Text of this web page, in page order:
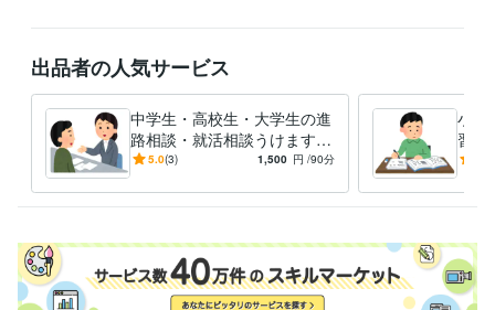
ライフスタイル・その他 / 講師・インストラクター 経験年数 : 2年
資格・検定
情報処理技術者（基本情報技術者） 取得年 : 2022年
ビジネス・クリエイティブツール
Excel:4年PowerPoint:4年
Google Analytics:0年
Google Search Console:0年
オンラインレッスン・習い事
高校生までの子供向け学習支援ボラン
ティア
家庭教師 小学生 中学生 高校生 学習 教育 子供 親子
学校
出品者の人気サービス
中学生・高校生・大学生の進
路相談・就活相談うけます
★上場企業現役エンジニアの
談★
5.0(3) 1,500 円 /90分
小中
習支
績！